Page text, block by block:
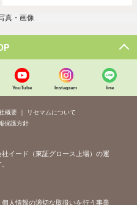
真・画像
YouTube Instagram line
概要
リセマムについて
保護方針
社イード（東証グロース上場）の運
人情報の適切な取扱いを行う事業